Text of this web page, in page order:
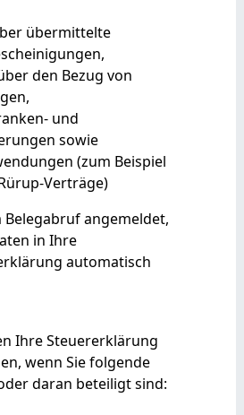
übermittelte
den Bezug von
und
sowie
(zum Beispiel
Verträge)
Belegabruf angemeldet,
in Ihre
automatisch
Ihre Steuererklärung
wenn Sie folgende
daran beteiligt sind: